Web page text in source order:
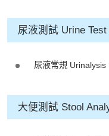
尿液測試 Urine Test
尿液常規 Urinalysis
大便測試 Stool